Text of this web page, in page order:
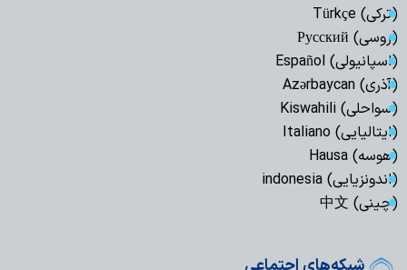
(ترکی) Türkçe
(روسی) Русский
(اسپانیولی) Español
(آذری) Azərbaycan
(سواحلی) Kiswahili
(ایتالیایی) Italiano
(هوسه) Hausa
(اندونزیایی) indonesia
(چینی) 中文